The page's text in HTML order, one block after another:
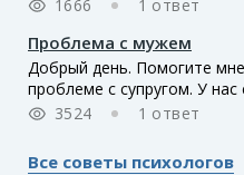
1666 1 ответ
Проблема с мужем
Добрый день. Помогите
проблеме с супругом. У нас
3524
1 ответ
Все советы психологов